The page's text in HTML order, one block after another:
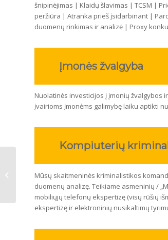
šnipinėjimas | Klaidų šlavimas | TCSM |
peržiūra | Atranka prieš įsidarbinant |
duomenų rinkimas ir analizė | Proxy
Įmonės žvalgyba
Nuolatinės investicijos į įmonių žvalgybos
įvairioms įmonėms galimybę laiku aptikti
Kompiuterių
Mūsų skaitmeninės kriminalistikos
duomenų analizę. Teikiame asmeninių /
mobiliųjų telefonų ekspertizę (visų rūšių
ekspertizę ir elektroninių nusikaltimų
Iceland Private Investigators